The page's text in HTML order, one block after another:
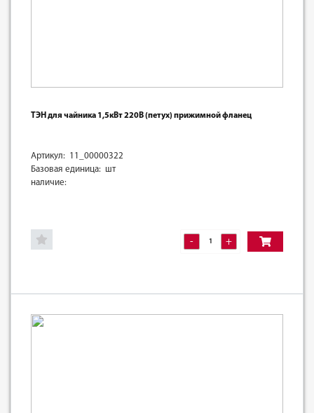
ТЭН для чайника 1,5кВт 220В (петух) прижимной фланец
Артикул: 11_00000322
Базовая единица: шт
наличие:
- +